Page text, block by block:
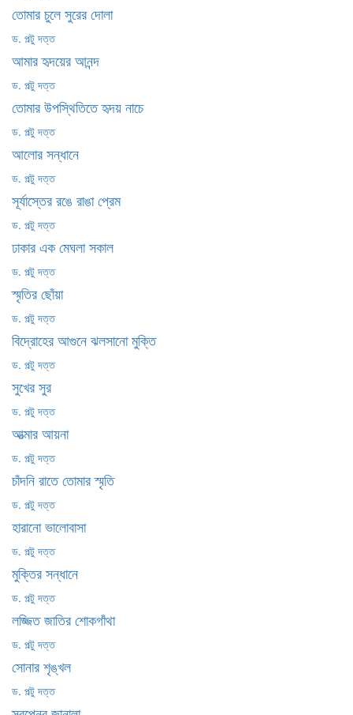
তোমার চুলে সুরের দোলা
ড. পল্টু দত্ত
আমার হৃদয়ের আনন্দ
ড. পল্টু দত্ত
তোমার উপস্থিতিতে হৃদয় নাচে
ড. পল্টু দত্ত
আলোর সন্ধানে
ড. পল্টু দত্ত
সূর্যাস্তের রঙে রাঙা প্রেম
ড. পল্টু দত্ত
ঢাকার এক মেঘলা সকাল
ড. পল্টু দত্ত
স্মৃতির ছোঁয়া
ড. পল্টু দত্ত
বিদ্রোহের আগুনে ঝলসানো মুক্তি
ড. পল্টু দত্ত
সুখের সুর
ড. পল্টু দত্ত
আত্মার আয়না
ড. পল্টু দত্ত
চাঁদনি রাতে তোমার স্মৃতি
ড. পল্টু দত্ত
হারানো ভালোবাসা
ড. পল্টু দত্ত
মুক্তির সন্ধানে
ড. পল্টু দত্ত
লজ্জিত জাতির শোকগাঁথা
ড. পল্টু দত্ত
সোনার শৃঙ্খল
ড. পল্টু দত্ত